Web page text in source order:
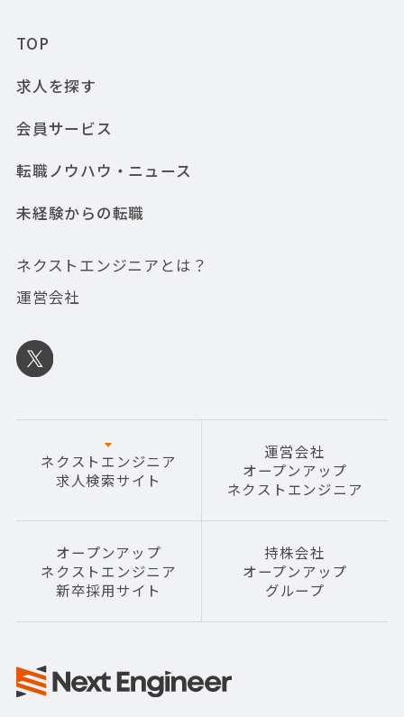
TOP
求人を探す
会員サービス
転職ノウハウ・ニュース
未経験からの転職
ネクストエンジニアとは？
運営会社
ネクストエンジニア
求人検索サイト
運営会社
オープンアップ
ネクストエンジニア
オープンアップ
ネクストエンジニア
新卒採用サイト
持株会社
オープンアップ
グループ